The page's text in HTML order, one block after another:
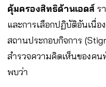
คุ้มครองสิทธิด้านเอดส์ ร
และการเลือกปฏิบัติอันเนื่อ
สถานประกอบกิจการ
สำรวจความคิดเห็นของคน
พบว่า